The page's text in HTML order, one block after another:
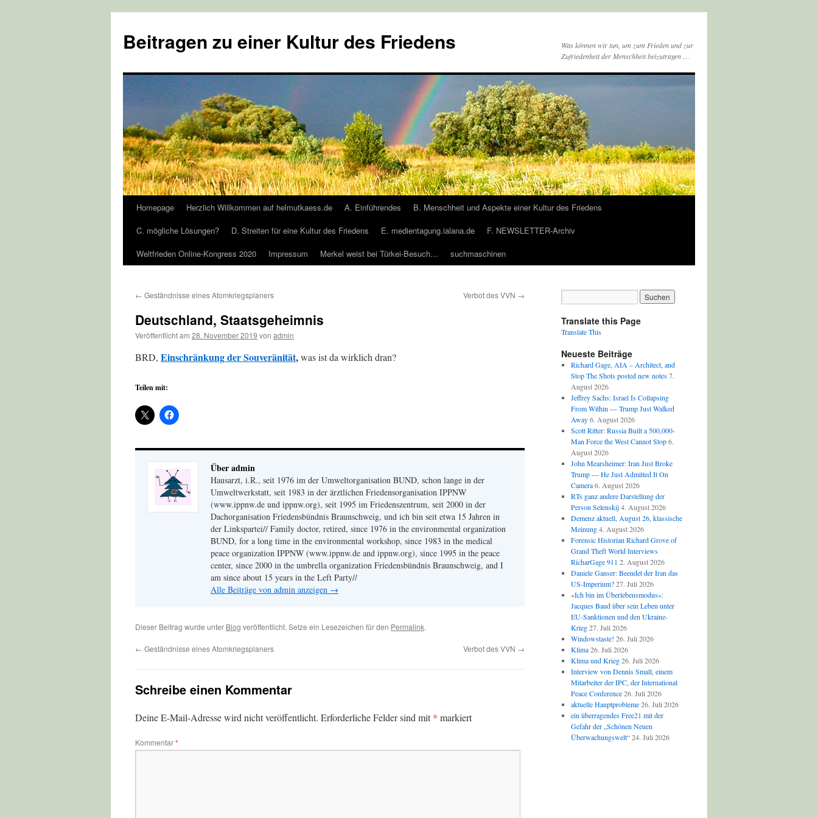
springen
Beitragen zu einer Kultur des Friedens
Was können wir tun, um zum Frieden und zur
Zufriedenheit der Menschheit beizutragen …
Homepage Herzlich Willkommen auf helmutkaess.de A. Einführendes
B. Menschheit und Aspekte einer Kultur des Friedens
C. mögliche Lösungen?
D. Streiten für eine Kultur des Friedens E. medientagung.ialana.de
F. NEWSLETTER-Archiv
Weltfrieden Online-Kongress 2020
Impressum Merkel weist bei Türkei-Besuch… suchmaschinen
← Geständnisse eines Atomkriegsplaners Verbot des VVN →
Deutschland, Staatsgeheimnis
Veröffentlicht am 28. November 2019 von admin
BRD, Einschränkung der Souveränität,was ist da wirklich dran?
Teilen mit:
Über admin
Hausarzt, i.R., seit 1976 im der Umweltorganisation BUND, schon lange in der
Umweltwerkstatt, seit 1983 in der ärztlichen Friedensorganisation IPPNW
(www.ippnw.de und ippnw.org), seit 1995 im Friedenszentrum, seit 2000 in der
Dachorganisation Friedensbündnis Braunschweig, und ich bin seit etwa 15 Jahren in
der Linkspartei// Family doctor, retired, since 1976 in the environmental organization
BUND, for a long time in the environmental workshop, since 1983 in the medical
peace organization IPPNW (www.ippnw.de and ippnw.org), since 1995 in the peace
center, since 2000 in the umbrella organization Friedensbündnis Braunschweig, and I
am since about 15 years in the Left Party//
Alle Beiträge von admin anzeigen →
Dieser Beitrag wurde unter Blog veröffentlicht. Setze ein Lesezeichen für den Permalink.
← Geständnisse eines Atomkriegsplaners Verbot des VVN →
Schreibe einen Kommentar
Deine E-Mail-Adresse wird nicht veröffentlicht. Erforderliche Felder sind mit* markiert
Kommentar*
Translate this Page
Translate This
Neueste Beiträge
Richard Gage, AIA – Architect, and
Stop The Shots posted new notes 7.
August 2026
Jeffrey Sachs: Israel Is Collapsing
From Within — Trump Just Walked
Away 6. August 2026
Scott Ritter: Russia Built a 500,000-
Man Force the West Cannot Stop 6.
August 2026
John Mearsheimer: Iran Just Broke
Trump — He Just Admitted It On
Camera 6. August 2026
RTs ganz andere Darstellung der
Person Selenskij 4. August 2026
Demenz aktuell, August 26, klassische
Meinung 4. August 2026
Forensic Historian Richard Grove of
Grand Theft World Interviews
RicharGage 911 2. August 2026
Daniele Ganser: Beendet der Iran das
US-Imperium? 27. Juli 2026
«Ich bin im Überlebensmodus»:
Jacques Baud über sein Leben unter
EU-Sanktionen und den Ukraine-
Krieg 27. Juli 2026
Windowstaste! 26. Juli 2026
Klima 26. Juli 2026
Klima und Krieg 26. Juli 2026
Interview von Dennis Small, einem
Mitarbeiter der IPC, der International
Peace Conference 26. Juli 2026
aktuelle Hauptprobleme 26. Juli 2026
ein überragendes Free21 mit der
Gefahr der „Schönen Neuen
Überwachungswelt“ 24. Juli 2026